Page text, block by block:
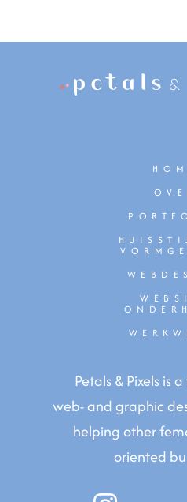
Petals & Pixels is
web- and graphic
helping other
oriented